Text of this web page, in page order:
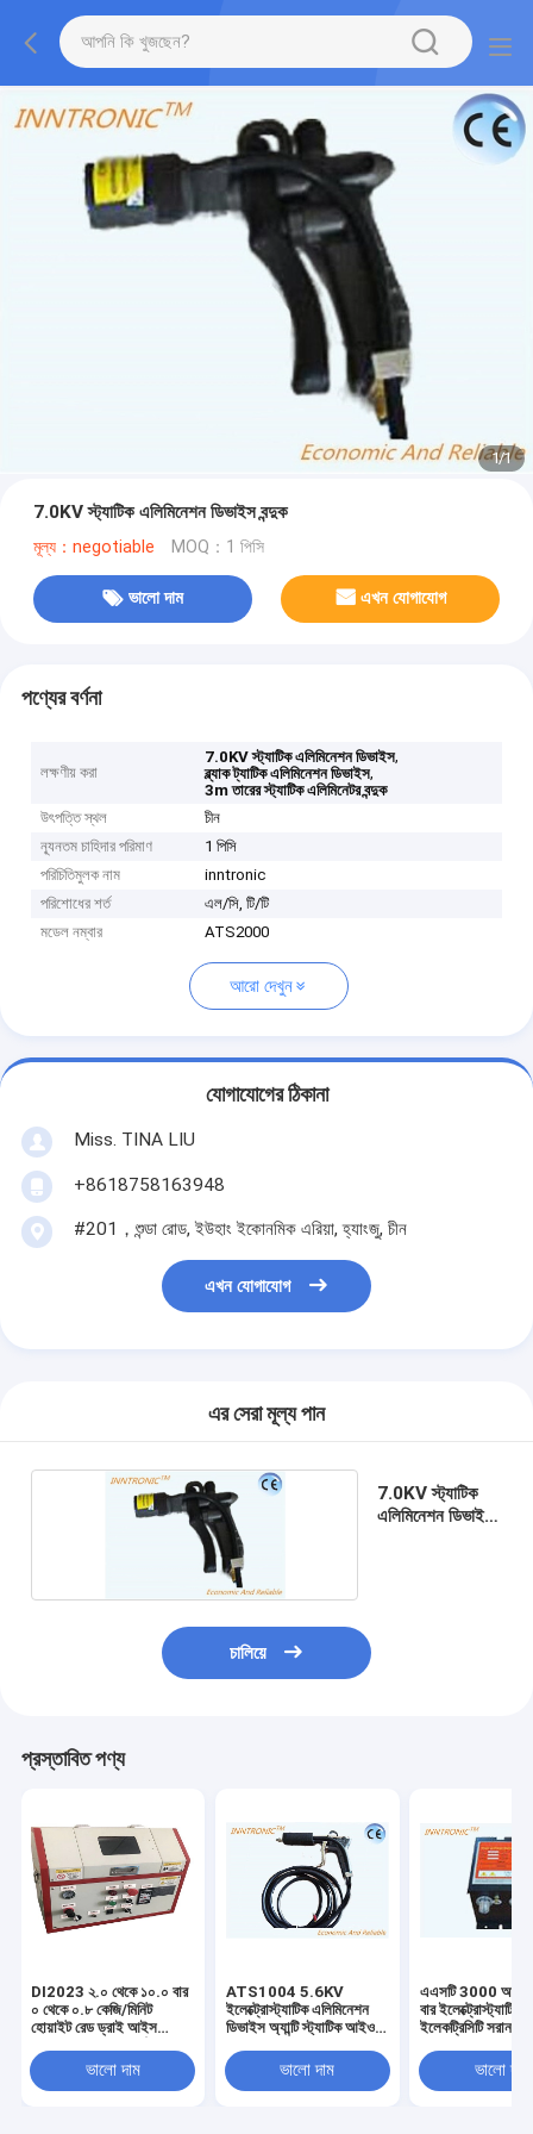
1/1
7.0KV স্ট্যাটিক এলিমিনেশন ডিভাইস বন্দুক
মূল্য：negotiable MOQ：1 পিসি
ভালো দাম এখন যোগাযোগ
পণ্যের বর্ণনা
লক্ষণীয় করা
7.0KV স্ট্যাটিক এলিমিনেশন ডিভাইস,
ব্ল্যাক ট্যাটিক এলিমিনেশন ডিভাইস,
3m তারের স্ট্যাটিক এলিমিনেটর বন্দুক
উৎপত্তি স্থল
চীন
ন্যূনতম চাহিদার পরিমাণ
1 পিসি
পরিচিতিমুলক নাম
inntronic
পরিশোধের শর্ত
এল/সি, টি/টি
মডেল নম্বার
ATS2000
আরো দেখুন
যোগাযোগের ঠিকানা
Miss. TINA LIU
+8618758163948
#201，শুন্ডা রোড, ইউহাং ইকোনমিক এরিয়া, হ্যাংজু, চীন
এখন যোগাযোগ
এর সেরা মূল্য পান
7.0KV স্ট্যাটিক
এলিমিনেশন ডিভাইস
চালিয়ে
প্রস্তাবিত পণ্য
DI2023 ২.০ থেকে ১০.০ বার
০ থেকে ০.৮ কেজি/মিনিট
হোয়াইট রেড ড্রাই আইস
পরিষ্কারের জন্য 220 ভি 50
এইচজেড 250W
ভালো দাম
ATS1004 5.6KV
ইলেক্ট্রোস্ট্যাটিক এলিমিনেশন
ডিভাইস অ্যান্টি স্ট্যাটিক আইওন
জন্য পৃষ্ঠ পরিষ্কার
ভালো দাম
এএসটি 3000
বার ইলেক্ট্রোস্ট্যাটিক
ইলেকট্রিসিটি সরান
ব্যাগ তৈরির মেশিনের
ভালো দাম